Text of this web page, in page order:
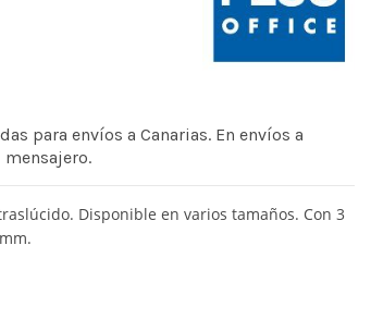
para envíos a Canarias. En envíos a
mensajero.
Disponible en varios tamaños. Con 3